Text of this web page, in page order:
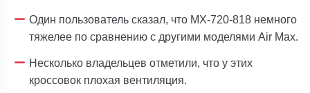
Один пользователь сказал, что MX-720-818 немного
тяжелее по сравнению с другими моделями Air Max.
Несколько владельцев отметили, что у этих
кроссовок плохая вентиляция.